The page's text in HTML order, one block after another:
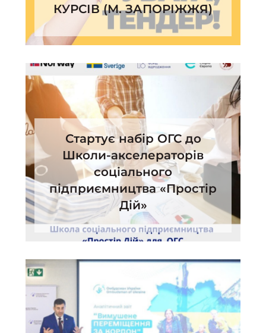
КУРСІВ (М. ЗАПОРІЖЖЯ)
Стартує набір ОГС до
Школи-акселераторів
соціального
підприємництва «Простір
Дій»